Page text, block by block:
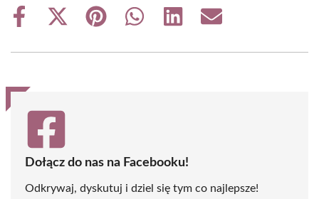
Share
Share
(Twitter)
Share
Share
Share
Share
Dołącz do nas na Facebooku!
Odkrywaj, dyskutuj i dziel się tym co najlepsze!